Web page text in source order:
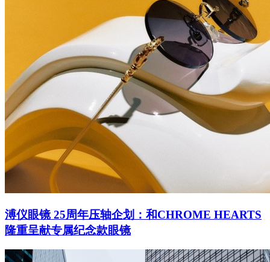
溥仪眼镜 25周年压轴企划：和CHROME HEARTS
隆重呈献专属纪念款眼镜